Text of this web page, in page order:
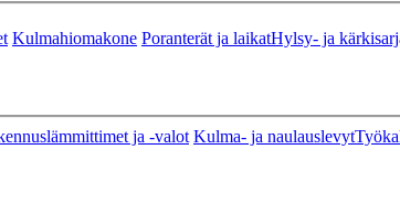
Kulmahiomakone Poranterät ja laikatHylsy- ja
ja -valot Kulma- ja naulauslevyt